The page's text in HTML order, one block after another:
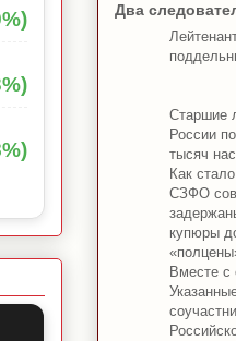
Два
Старшие
России
тысяч
Как
СЗФО
купюры
Вместе с